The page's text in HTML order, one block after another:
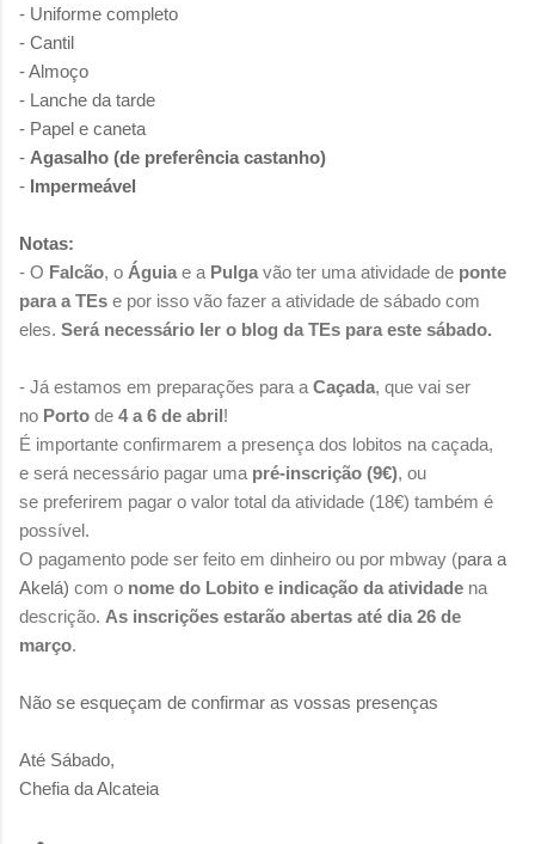
- Uniforme completo
- Cantil
- Almoço
- Lanche da tarde
- Papel e caneta
- Agasalho (de preferência castanho)
- Impermeável
Notas:
- O Falcão, o Águia e a Pulga vão ter uma atividade de ponte
para a TEs e por isso vão fazer a atividade de sábado com
eles. Será necessário ler o blog da TEs para este sábado.
- Já estamos em preparações para a Caçada, que vai ser
no Porto de 4 a 6 de abril!
É importante confirmarem a presença dos lobitos na caçada,
e será necessário pagar uma pré-inscrição (9€), ou
se preferirem pagar o valor total da atividade (18€) também é
possível.
O pagamento pode ser feito em dinheiro ou por mbway (para a
Akelá) com o nome do Lobito e indicação da atividade na
descrição. As inscrições estarão abertas até dia 26 de
março.
Não se esqueçam de confirmar as vossas presenças
Até Sábado,
Chefia da Alcateia